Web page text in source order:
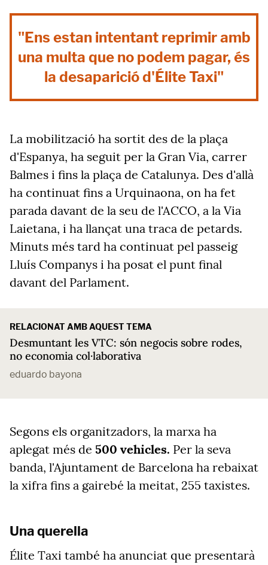
"Ens estan intentant reprimir amb
una multa que no podem pagar, és
la desaparició d'Élite Taxi"
La mobilització ha sortit des de la plaça
d'Espanya, ha seguit per la Gran Via, carrer
Balmes i fins la plaça de Catalunya. Des d'allà
ha continuat fins a Urquinaona, on ha fet
parada davant de la seu de l'ACCO, a la Via
Laietana, i ha llançat una traca de petards.
Minuts més tard ha continuat pel passeig
Lluís Companys i ha posat el punt final
davant del Parlament.
RELACIONAT AMB AQUEST TEMA
Desmuntant les VTC: són negocis sobre rodes,
no economia col·laborativa
eduardo bayona
Segons els organitzadors, la marxa ha
aplegat més de 500 vehicles. Per la seva
banda, l'Ajuntament de Barcelona ha rebaixat
la xifra fins a gairebé la meitat, 255 taxistes.
Una querella
Élite Taxi també ha anunciat que presentarà